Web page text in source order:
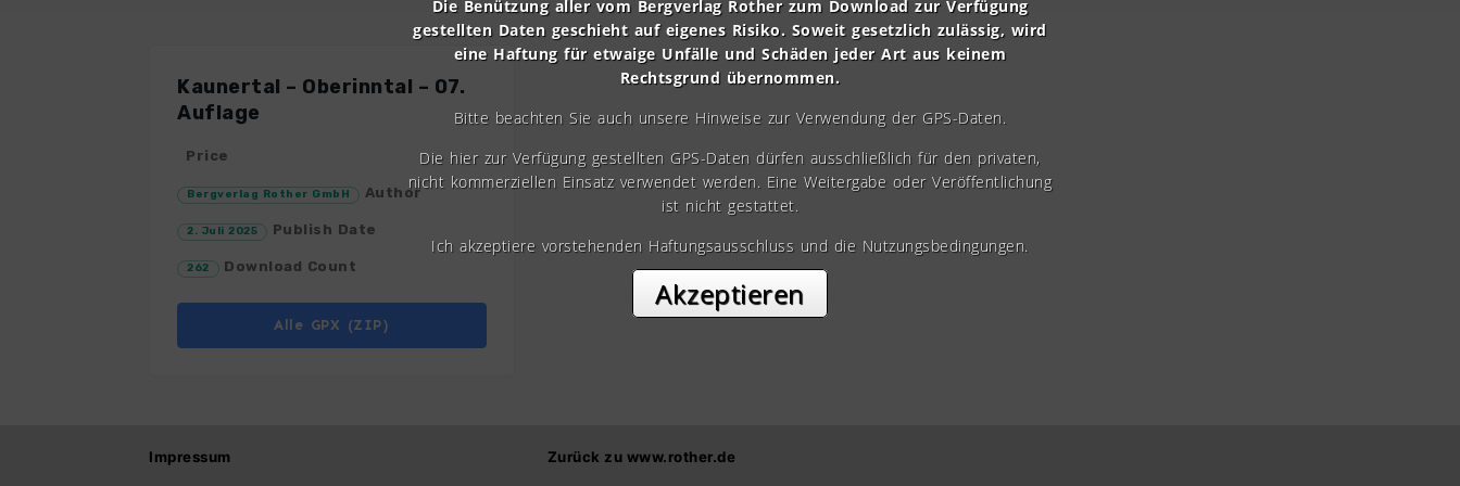
Kaunertal – Oberinntal – 07.
Auflage
Price
Bergverlag Rother GmbH Author
2. Juli 2025 Publish Date
262 Download Count
Alle GPX (ZIP)
Impressum Zurück zu www.rother.de
Die Benützung aller vom Bergverlag Rother zum Download zur Verfügung
gestellten Daten geschieht auf eigenes Risiko. Soweit gesetzlich zulässig, wird
eine Haftung für etwaige Unfälle und Schäden jeder Art aus keinem
Rechtsgrund übernommen.
Bitte beachten Sie auch unsere Hinweise zur Verwendung der GPS-Daten.
Die hier zur Verfügung gestellten GPS-Daten dürfen ausschließlich für den privaten,
nicht kommerziellen Einsatz verwendet werden. Eine Weitergabe oder Veröffentlichung
ist nicht gestattet.
Ich akzeptiere vorstehenden Haftungsausschluss und die Nutzungsbedingungen.
Akzeptieren